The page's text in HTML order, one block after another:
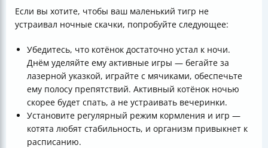
Если вы хотите, чтобы ваш маленький тигр не
устраивал ночные скачки, попробуйте следующее:
Убедитесь, что котёнок достаточно устал к ночи.
Днём уделяйте ему активные игры — бегайте за
лазерной указкой, играйте с мячиками, обеспечьте
ему полосу препятствий. Активный котёнок ночью
скорее будет спать, а не устраивать вечеринки.
Установите регулярный режим кормления и игр —
котята любят стабильность, и организм привыкнет к
расписанию.